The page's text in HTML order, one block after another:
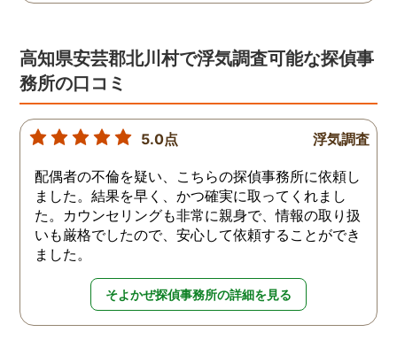
高知県安芸郡北川村で浮気調査可能な探偵事
務所の口コミ
5.0点 浮気調査
配偶者の不倫を疑い、こちらの探偵事務所に依頼し
ました。結果を早く、かつ確実に取ってくれまし
た。カウンセリングも非常に親身で、情報の取り扱
いも厳格でしたので、安心して依頼することができ
ました。
そよかぜ探偵事務所の詳細を見る